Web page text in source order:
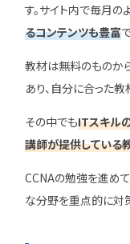
す。サイト内で毎月の
るコンテンツも豊富
教材は無料のものか
あり、自分に合った教
その中でもITスキル
講師が提供している
CCNAの勉強を進めて
な分野を重点的に対